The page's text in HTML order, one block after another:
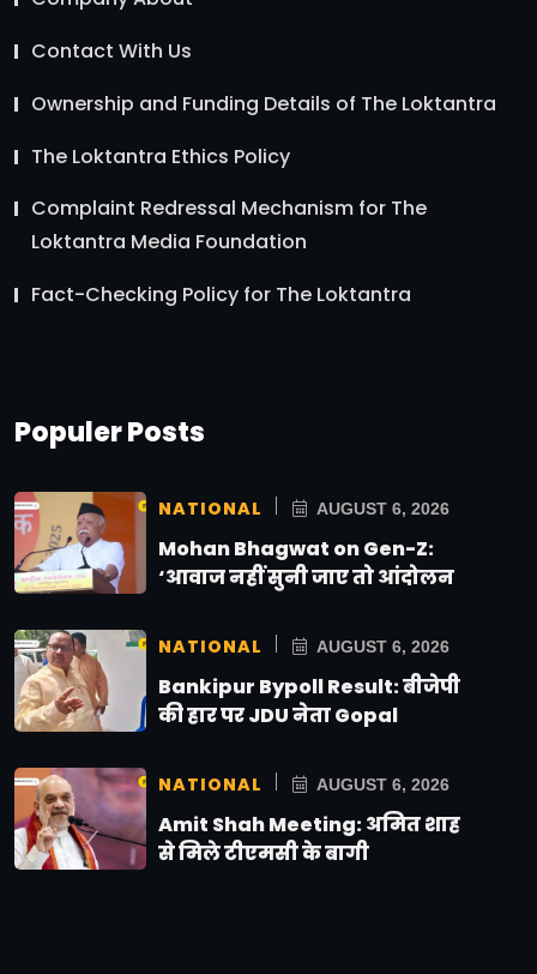
Contact With Us
Ownership and Funding Details of The Loktantra
The Loktantra Ethics Policy
Complaint Redressal Mechanism for The
Loktantra Media Foundation
Fact-Checking Policy for The Loktantra
Populer Posts
NATIONAL AUGUST 6, 2026
Mohan Bhagwat on Gen-Z:
‘आवाज नहीं सुनी जाए तो आंदोलन
NATIONAL AUGUST 6, 2026
Bankipur Bypoll Result: बीजेपी
की हार पर JDU नेता Gopal
NATIONAL AUGUST 6, 2026
Amit Shah Meeting: अमित शाह
से मिले टीएमसी के बागी